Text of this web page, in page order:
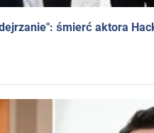
śmierć aktora